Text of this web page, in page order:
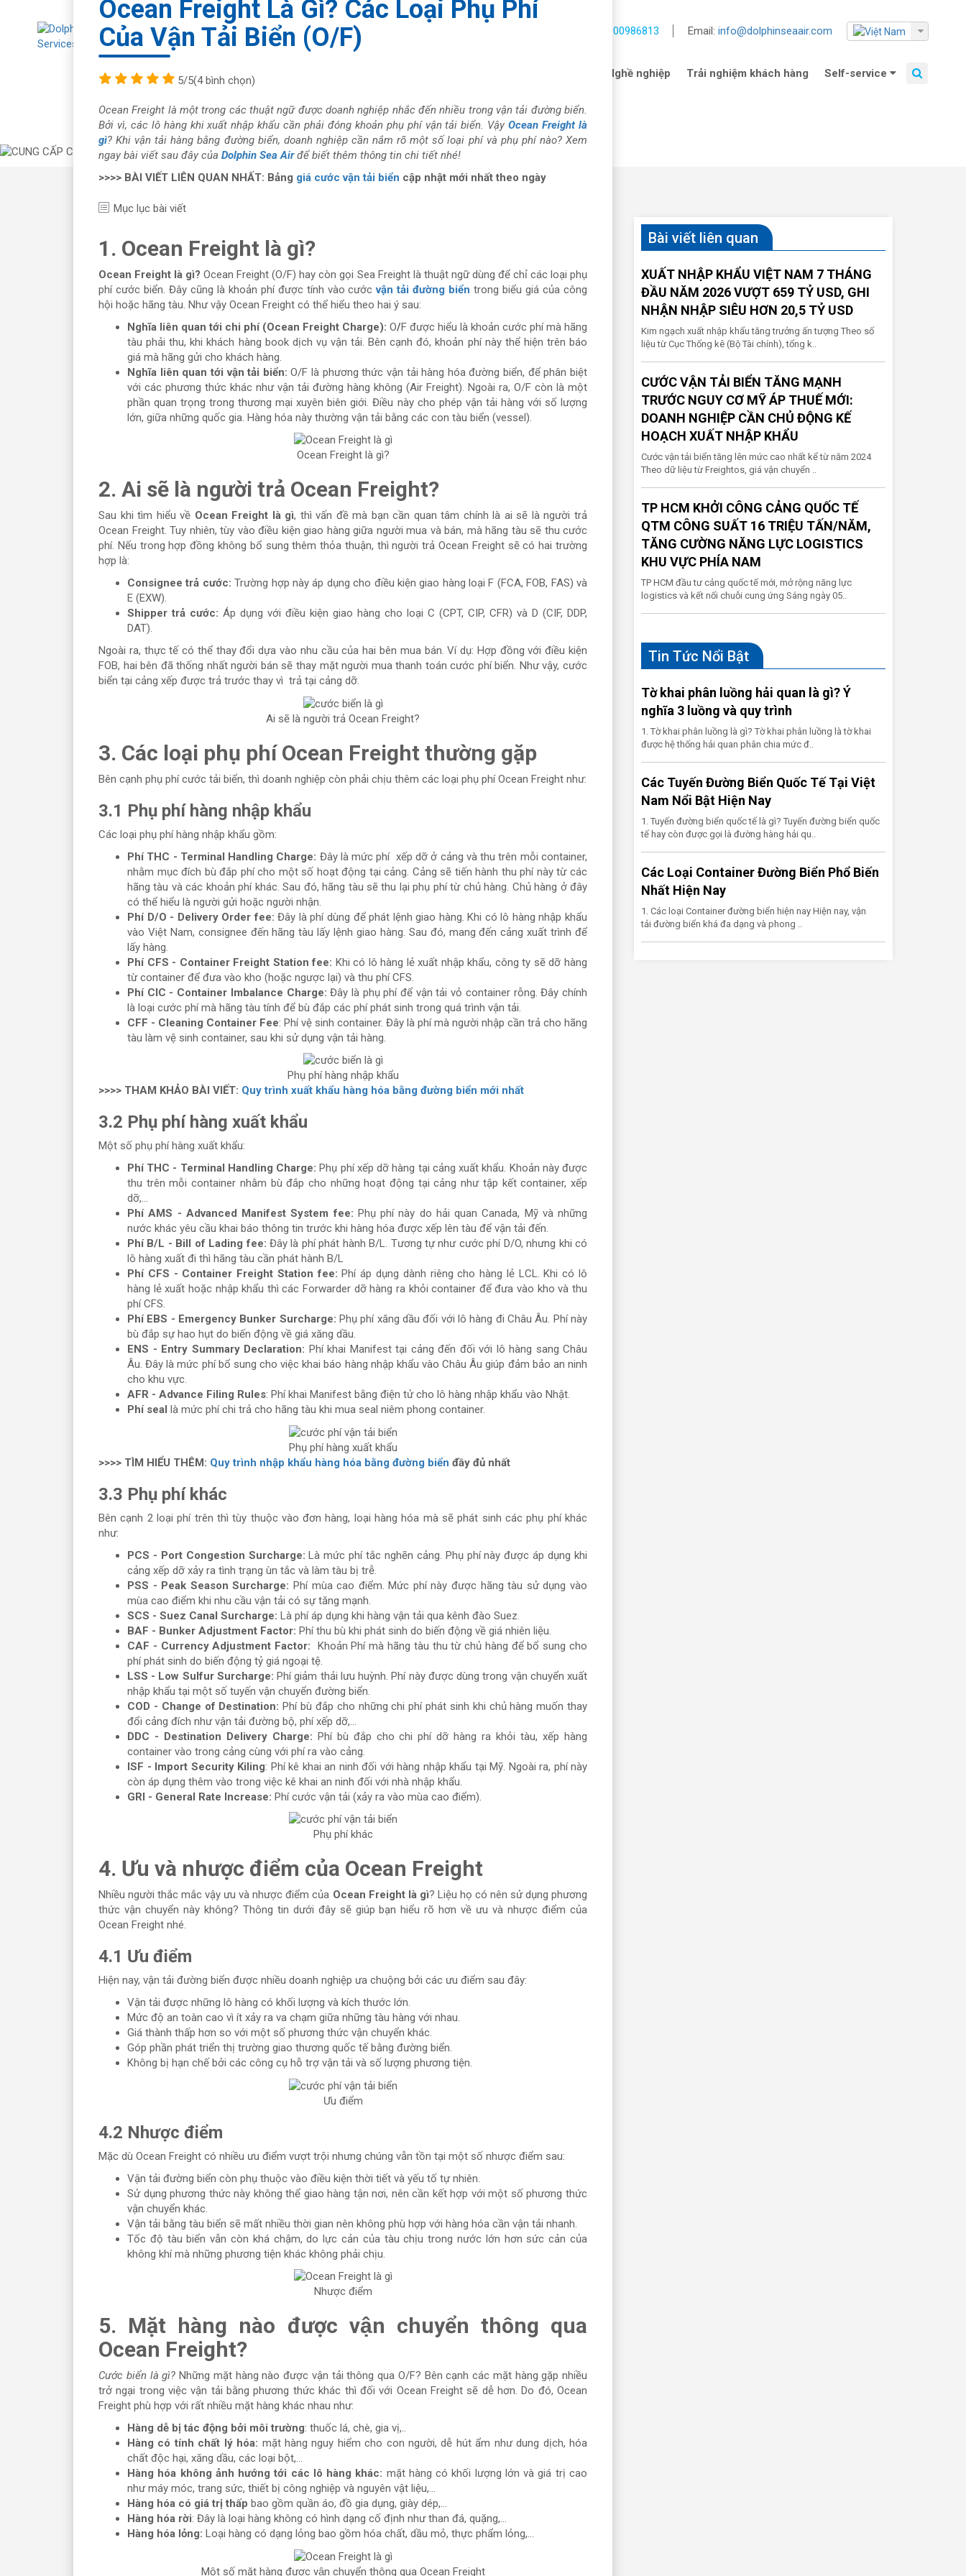
1900986813 Email: info@dolphinseaair.com
Về chúng tôi Nghề nghiệp Trải nghiệm khách hàng Self-service
Ocean Freight Là Gì? Các Loại Phụ Phí
Của Vận Tải Biển (O/F)
5/5(4 bình chọn)
Ocean Freight là một trong các thuật ngữ được doanh nghiệp nhắc đến nhiều trong vận tải đường biển.
Bởi vì, các lô hàng khi xuất nhập khẩu cần phải đóng khoản phụ phí vận tải biển. VậyOcean Freight là
gì? Khi vận tải hàng bằng đường biển, doanh nghiệp cần nắm rõ một số loại phí và phụ phí nào? Xem
ngay bài viết sau đây của Dolphin Sea Airđể biết thêm thông tin chi tiết nhé!
>>>> BÀI VIẾT LIÊN QUAN NHẤT: Bảng giá cước vận tải biển cập nhật mới nhất theo ngày
Mục lục bài viết
1. Ocean Freight là gì?
Ocean Freight là gì?Ocean Freight (O/F) hay còn gọi Sea Freight là thuật ngữ dùng để chỉ các loại phụ
phí cước biển. Đây cũng là khoản phí được tính vào cướcvận tải đường biển trong biểu giá của công
hội hoặc hãng tàu. Như vậy Ocean Freight có thể hiểu theo hai ý sau:
Nghĩa liên quan tới chi phí (Ocean Freight Charge): O/F được hiểu là khoản cước phí mà hãng
tàu phải thu, khi khách hàng book dịch vụ vận tải. Bên cạnh đó, khoản phí này thể hiện trên báo
giá mà hãng gửi cho khách hàng.
Nghĩa liên quan tới vận tải biển:O/F là phương thức vận tải hàng hóa đường biển, để phân biệt
với các phương thức khác như vận tải đường hàng không (Air Freight). Ngoài ra, O/F còn là một
phần quan trọng trong thương mại xuyên biên giới. Điều này cho phép vận tải hàng với số lượng
lớn, giữa những quốc gia. Hàng hóa này thường vận tải bằng các con tàu biển (vessel).
Ocean Freight là gì?
2. Ai sẽ là người trả Ocean Freight?
Sau khi tìm hiểu về Ocean Freight là gì, thì vấn đề mà bạn cần quan tâm chính là ai sẽ là người trả
Ocean Freight. Tuy nhiên, tùy vào điều kiện giao hàng giữa người mua và bán, mà hãng tàu sẽ thu cước
phí. Nếu trong hợp đồng không bổ sung thêm thỏa thuận, thì người trả Ocean Freight sẽ có hai trường
hợp là:
Consignee trả cước:Trường hợp này áp dụng cho điều kiện giao hàng loại F (FCA, FOB, FAS) và
E (EXW).
Shipper trả cước: Áp dụng với điều kiện giao hàng cho loại C (CPT, CIP, CFR) và D (CIF, DDP,
DAT).
Ngoài ra, thực tế có thể thay đổi dựa vào nhu cầu của hai bên mua bán. Ví dụ: Hợp đồng với điều kiện
FOB, hai bên đã thống nhất người bán sẽ thay mặt người mua thanh toán cước phí biển. Như vậy, cước
biển tại cảng xếp được trả trước thay vì trả tại cảng dỡ.
Ai sẽ là người trả Ocean Freight?
3. Các loại phụ phí Ocean Freight thường gặp
Bên cạnh phụ phí cước tải biển, thì doanh nghiệp còn phải chịu thêm các loại phụ phí Ocean Freight như:
3.1 Phụ phí hàng nhập khẩu
Các loại phụ phí hàng nhập khẩu gồm:
Phí THC - Terminal Handling Charge: Đây là mức phí xếp dỡ ở cảng và thu trên mỗi container,
nhằm mục đích bù đắp phí cho một số hoạt động tại cảng. Cảng sẽ tiến hành thu phí này từ các
hãng tàu và các khoản phí khác. Sau đó, hãng tàu sẽ thu lại phụ phí từ chủ hàng. Chủ hàng ở đây
có thể hiểu là người gửi hoặc người nhận.
Phí D/O - Delivery Order fee: Đây là phí dùng để phát lệnh giao hàng. Khi có lô hàng nhập khẩu
vào Việt Nam, consignee đến hãng tàu lấy lệnh giao hàng. Sau đó, mang đến cảng xuất trình để
lấy hàng.
Phí CFS - Container Freight Station fee: Khi có lô hàng lẻ xuất nhập khẩu, công ty sẽ dỡ hàng
từ container để đưa vào kho (hoặc ngược lại) và thu phí CFS.
Phí CIC - Container Imbalance Charge: Đây là phụ phí để vận tải vỏ container rỗng. Đây chính
là loại cước phí mà hãng tàu tính để bù đắp các phí phát sinh trong quá trình vận tải.
CFF - Cleaning Container Fee: Phí vệ sinh container. Đây là phí mà người nhập cần trả cho hãng
tàu làm vệ sinh container, sau khi sử dụng vận tải hàng.
Phụ phí hàng nhập khẩu
>>>> THAM KHẢO BÀI VIẾT: Quy trình xuất khẩu hàng hóa bằng đường biển mới nhất
3.2 Phụ phí hàng xuất khẩu
Một số phụ phí hàng xuất khẩu:
Phí THC - Terminal Handling Charge: Phụ phí xếp dỡ hàng tại cảng xuất khẩu. Khoản này được
thu trên mỗi container nhằm bù đắp cho những hoạt động tại cảng như tập kết container, xếp
dỡ,...
Phí AMS - Advanced Manifest System fee: Phụ phí này do hải quan Canada, Mỹ và những
nước khác yêu cầu khai báo thông tin trước khi hàng hóa được xếp lên tàu để vận tải đến.
Phí B/L - Bill of Lading fee: Đây là phí phát hành B/L. Tương tự như cước phí D/O, nhưng khi có
lô hàng xuất đi thì hãng tàu cần phát hành B/L
Phí CFS - Container Freight Station fee: Phí áp dụng dành riêng cho hàng lẻ LCL. Khi có lô
hàng lẻ xuất hoặc nhập khẩu thì các Forwarder dỡ hàng ra khỏi container để đưa vào kho và thu
phí CFS.
Phí EBS - Emergency Bunker Surcharge: Phụ phí xăng dầu đối với lô hàng đi Châu Âu. Phí này
bù đắp sự hao hụt do biến động về giá xăng dầu.
ENS - Entry Summary Declaration: Phí khai Manifest tại cảng đến đối với lô hàng sang Châu
Âu. Đây là mức phí bổ sung cho việc khai báo hàng nhập khẩu vào Châu Âu giúp đảm bảo an ninh
cho khu vực.
AFR - Advance Filing Rules: Phí khai Manifest bằng điện tử cho lô hàng nhập khẩu vào Nhật.
Phí seal là mức phí chi trả cho hãng tàu khi mua seal niêm phong container.
Phụ phí hàng xuất khẩu
>>>> TÌM HIỂU THÊM: Quy trình nhập khẩu hàng hóa bằng đường biển đầy đủ nhất
3.3 Phụ phí khác
Bên cạnh 2 loại phí trên thì tùy thuộc vào đơn hàng, loại hàng hóa mà sẽ phát sinh các phụ phí khác
như:
PCS - Port Congestion Surcharge: Là mức phí tắc nghẽn cảng. Phụ phí này được áp dụng khi
cảng xếp dỡ xảy ra tình trạng ùn tắc và làm tàu bị trễ.
PSS - Peak Season Surcharge: Phí mùa cao điểm. Mức phí này được hãng tàu sử dụng vào
mùa cao điểm khi nhu cầu vận tải có sự tăng mạnh.
SCS - Suez Canal Surcharge: Là phí áp dụng khi hàng vận tải qua kênh đào Suez.
BAF - Bunker Adjustment Factor: Phí thu bù khi phát sinh do biến động về giá nhiên liệu.
CAF - Currency Adjustment Factor:
Khoản Phí mà hãng tàu thu từ chủ hàng để bổ sung cho
phí phát sinh do biến động tỷ giá ngoại tệ.
LSS - Low Sulfur Surcharge: Phí giảm thải lưu huỳnh. Phí này được dùng trong vận chuyển xuất
nhập khẩu tại một số tuyến vận chuyển đường biển.
COD - Change of Destination: Phí bù đắp cho những chi phí phát sinh khi chủ hàng muốn thay
đổi cảng đích như vận tải đường bộ, phí xếp dỡ,...
DDC - Destination Delivery Charge: Phí bù đắp cho chi phí dỡ hàng ra khỏi tàu, xếp hàng
container vào trong cảng cùng với phí ra vào cảng.
ISF - Import Security Kiling: Phí kê khai an ninh đối với hàng nhập khẩu tại Mỹ. Ngoài ra, phí này
còn áp dụng thêm vào trong việc kê khai an ninh đối với nhà nhập khẩu.
GRI - General Rate Increase: Phí cước vận tải (xảy ra vào mùa cao điểm).
Phụ phí khác
4. Ưu và nhược điểm của Ocean Freight
Nhiều người thắc mắc vậy ưu và nhược điểm của Ocean Freight là gì? Liệu họ có nên sử dụng phương
thức vận chuyển này không? Thông tin dưới đây sẽ giúp bạn hiểu rõ hơn về ưu và nhược điểm của
Ocean Freight nhé.
4.1 Ưu điểm
Hiện nay, vận tải đường biển được nhiều doanh nghiệp ưa chuộng bởi các ưu điểm sau đây:
Vận tải được những lô hàng có khối lượng và kích thước lớn.
Mức độ an toàn cao vì ít xảy ra va chạm giữa những tàu hàng với nhau.
Giá thành thấp hơn so với một số phương thức vận chuyển khác.
Góp phần phát triển thị trường giao thương quốc tế bằng đường biển.
Không bị hạn chế bởi các công cụ hỗ trợ vận tải và số lượng phương tiện.
Ưu điểm
4.2 Nhược điểm
Mặc dù Ocean Freight có nhiều ưu điểm vượt trội nhưng chúng vẫn tồn tại một số nhược điểm sau:
Vận tải đường biển còn phụ thuộc vào điều kiện thời tiết và yếu tố tự nhiên.
Sử dụng phương thức này không thể giao hàng tận nơi, nên cần kết hợp với một số phương thức
vận chuyển khác.
Vận tải bằng tàu biển sẽ mất nhiều thời gian nên không phù hợp với hàng hóa cần vận tải nhanh.
Tốc độ tàu biển vẫn còn khá chậm, do lực cản của tàu chịu trong nước lớn hơn sức cản của
không khí mà những phương tiện khác không phải chịu.
Nhược điểm
5. Mặt hàng nào được vận chuyển thông qua
Ocean Freight?
Cước biển là gì? Những mặt hàng nào được vận tải thông qua O/F? Bên cạnh các mặt hàng gặp nhiều
trở ngại trong việc vận tải bằng phương thức khác thì đối với Ocean Freight sẽ dễ hơn. Do đó, Ocean
Freight phù hợp với rất nhiều mặt hàng khác nhau như:
Hàng dễ bị tác động bởi môi trường: thuốc lá, chè, gia vị,..
Hàng có tính chất lý hóa: mặt hàng nguy hiểm cho con người, dễ hút ẩm như dung dịch, hóa
chất độc hại, xăng dầu, các loại bột,...
Hàng hóa không ảnh hướng tới các lô hàng khác: mặt hàng có khối lượng lớn và giá trị cao
như máy móc, trang sức, thiết bị công nghiệp và nguyên vật liệu,...
Hàng hóa có giá trị thấp bao gồm quần áo, đồ gia dụng, giày dép,...
Hàng hóa rời: Đây là loại hàng không có hình dạng cố định như than đá, quặng,...
Hàng hóa lỏng: Loại hàng có dạng lỏng bao gồm hóa chất, dầu mỏ, thực phẩm lỏng,...
Một số mặt hàng được vận chuyển thông qua Ocean Freight
Bài viết liên quan
XUẤT NHẬP KHẨU VIỆT NAM 7 THÁNG
ĐẦU NĂM 2026 VƯỢT 659 TỶ USD, GHI
NHẬN NHẬP SIÊU HƠN 20,5 TỶ USD
Kim ngạch xuất nhập khẩu tăng trưởng ấn tượng Theo số
liệu từ Cục Thống kê (Bộ Tài chính), tổng k..
CƯỚC VẬN TẢI BIỂN TĂNG MẠNH
TRƯỚC NGUY CƠ MỸ ÁP THUẾ MỚI:
DOANH NGHIỆP CẦN CHỦ ĐỘNG KẾ
HOẠCH XUẤT NHẬP KHẨU
Cước vận tải biển tăng lên mức cao nhất kể từ năm 2024
Theo dữ liệu từ Freightos, giá vận chuyển ..
TP HCM KHỞI CÔNG CẢNG QUỐC TẾ
QTM CÔNG SUẤT 16 TRIỆU TẤN/NĂM,
TĂNG CƯỜNG NĂNG LỰC LOGISTICS
KHU VỰC PHÍA NAM
TP HCM đầu tư cảng quốc tế mới, mở rộng năng lực
logistics và kết nối chuỗi cung ứng Sáng ngày 05..
Tin Tức Nổi Bật
Tờ khai phân luồng hải quan là gì? Ý
nghĩa 3 luồng và quy trình
1. Tờ khai phân luồng là gì? Tờ khai phân luồng là tờ khai
được hệ thống hải quan phân chia mức đ..
Các Tuyến Đường Biển Quốc Tế Tại Việt
Nam Nổi Bật Hiện Nay
1. Tuyến đường biển quốc tế là gì? Tuyến đường biển quốc
tế hay còn được gọi là đường hàng hải qu..
Các Loại Container Đường Biển Phổ Biến
Nhất Hiện Nay
1. Các loại Container đường biển hiện nay Hiện nay, vận
tải đường biển khá đa dạng và phong ..